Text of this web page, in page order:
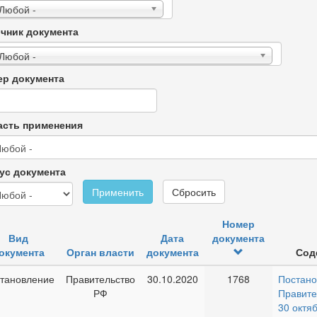
-
документа
-
документа
применения
документа
Применить
Сбросить
Вид
Орган власти
Дата
документа
Номер
документа
Правительство
РФ
30.10.2020 1768
30